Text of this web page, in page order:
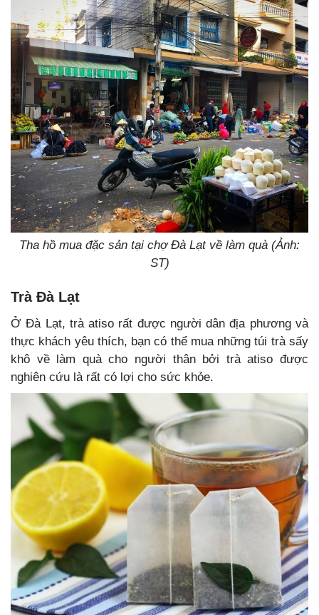
Tha hồ mua đặc sản tại chợ Đà Lạt về làm quà (Ảnh:
ST)
Trà Đà Lạt
Ở Đà Lạt, trà atiso rất được người dân địa phương và
thực khách yêu thích, bạn có thể mua những túi trà sấy
khô về làm quà cho người thân bởi trà atiso được
nghiên cứu là rất có lợi cho sức khỏe.